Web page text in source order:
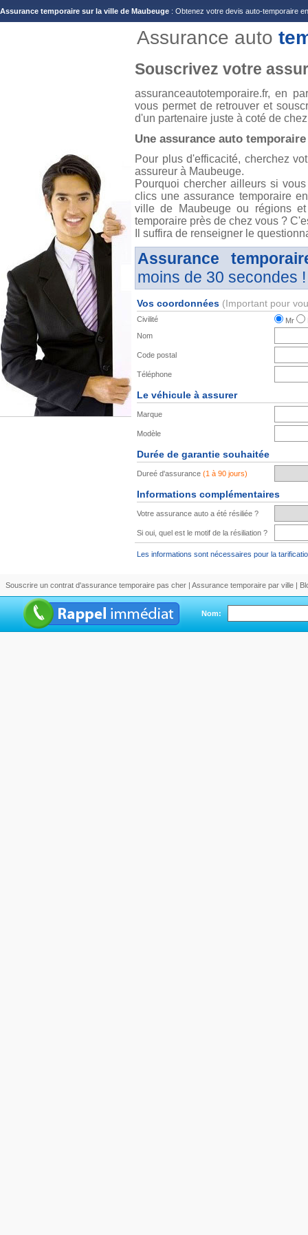
Assurance temporaire sur la ville de Maubeuge : Obtenez votre devis auto-temporaire
Assurance auto
Souscrivez votre
assuranceautotemporaire.fr, en
vous permet de retrouver et
d'un partenaire juste à coté de
Une assurance auto
Pour plus d'efficacité, cherchez
assureur à Maubeuge.
Pourquoi chercher ailleurs si
clics une assurance temporaire
ville de Maubeuge ou régions
temporaire près de chez vous ?
Il suffira de renseigner le
Assurance
moins de 30 secondes !
Vos coordonnées (Important pour
Civilité Mr
Nom
Code postal
Téléphone
Le véhicule à assurer
Marque
Modèle
Durée de garantie souhaitée
Dureé d'assurance (1 à 90 jours)
Informations complémentaires
Votre assurance auto a été résiliée ?
Si oui, quel est le motif de la résiliation ?
Les informations sont nécessaires pour la
Souscrire un contrat d'assurance temporaire pas cher| Assurance temporaire par ville|
Nom: